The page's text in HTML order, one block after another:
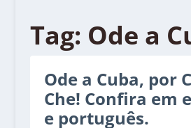
Tag: Ode a
Ode a Cuba, por
Che! Confira em
e português.